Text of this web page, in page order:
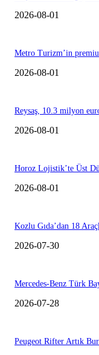
2026-08-01
Metro Turizm’in
2026-08-01
Reysaş, 10.3 milyon
2026-08-01
Horoz Lojistik’te Üst
2026-08-01
Kozlu Gıda’dan 18
2026-07-30
Mercedes-Benz Türk
2026-07-28
Peugeot Rifter Artık